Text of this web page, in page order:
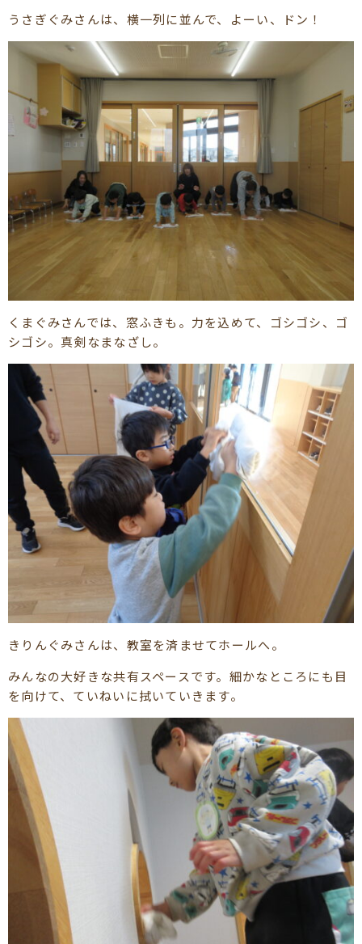
うさぎぐみさんは、横一列に並んで、よーい、ドン！
くまぐみさんでは、窓ふきも。力を込めて、ゴシゴシ、ゴ
シゴシ。真剣なまなざし。
きりんぐみさんは、教室を済ませてホールへ。
みんなの大好きな共有スペースです。細かなところにも目
を向けて、ていねいに拭いていきます。